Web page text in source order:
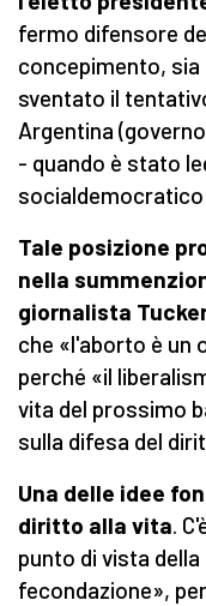
fermo difensore
concepimento, sia
sventato il
Argentina
- quando è stato
Tale posizione
nella
giornalista
che «l'aborto è un
perché «il
vita del prossimo
sulla difesa del
Una delle idee
diritto alla vita.
punto di vista
fecondazione»,